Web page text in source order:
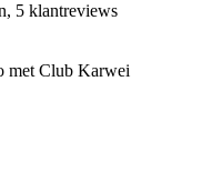
5 klantreviews
met Club Karwei